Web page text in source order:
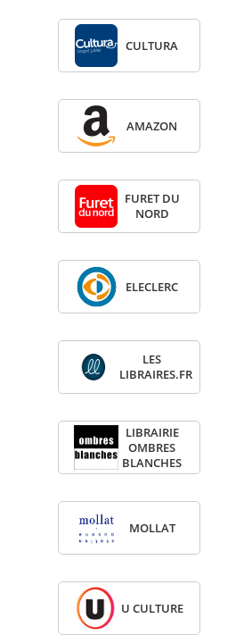
CULTURA
AMA­ZON
FURET DU
NORD
ELE­CLERC
LES
LIBRAIRES.FR
LIBRAI­RIE
OMBRES
BLANCHES
MOL­LAT
U CULTURE